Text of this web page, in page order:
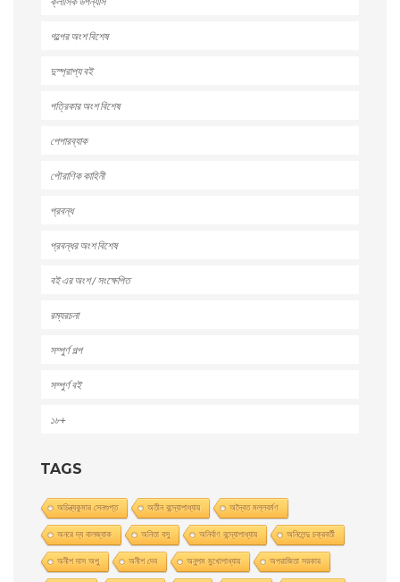
গল্পের অংশ বিশেষ
দুস্প্রাপ্য বই
পত্রিকার অংশ বিশেষ
পেপারব্যাক
পৌরাণিক কাহিনী
প্রবন্ধ
প্রবন্ধর অংশ বিশেষ
বই এর অংশ / সংক্ষেপিত
রম্যরচনা
সম্পুর্ণ গল্প
সম্পুর্ণ বই
১৮+
TAGS
অচিন্ত্যকুমার সেনগুপ্ত অতীন বন্দ্যোপাধ্যায় অদ্বৈত মল্লবর্মণ
অনরে দ্য বালজ্যাক অনিতা বসু অনির্বাণ বন্দ্যোপাধ্যায় অনিলেন্দু চক্রবর্তী
অনীশ দাস অপু অনীশ দেব অনুপম মুখোপাধ্যায় অপরাজিতা সরকার